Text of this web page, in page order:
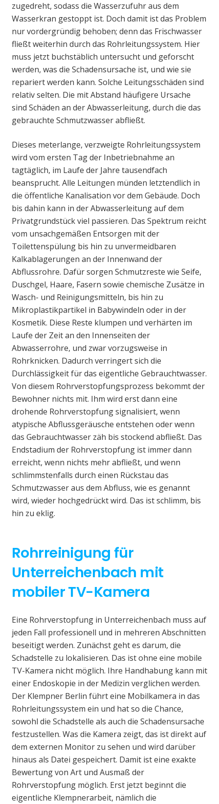
zugedreht, sodass die Wasserzufuhr aus dem
Wasserkran gestoppt ist. Doch damit ist das Problem
nur vordergründig behoben; denn das Frischwasser
fließt weiterhin durch das Rohrleitungssystem. Hier
muss jetzt buchstäblich untersucht und geforscht
werden, was die Schadensursache ist, und wie sie
repariert werden kann. Solche Leitungsschäden sind
relativ selten. Die mit Abstand häufigere Ursache
sind Schäden an der Abwasserleitung, durch die das
gebrauchte Schmutzwasser abfließt.
Dieses meterlange, verzweigte Rohrleitungssystem
wird vom ersten Tag der Inbetriebnahme an
tagtäglich, im Laufe der Jahre tausendfach
beansprucht. Alle Leitungen münden letztendlich in
die öffentliche Kanalisation vor dem Gebäude. Doch
bis dahin kann in der Abwasserleitung auf dem
Privatgrundstück viel passieren. Das Spektrum reicht
vom unsachgemäßen Entsorgen mit der
Toilettenspülung bis hin zu unvermeidbaren
Kalkablagerungen an der Innenwand der
Abflussrohre. Dafür sorgen Schmutzreste wie Seife,
Duschgel, Haare, Fasern sowie chemische Zusätze in
Wasch- und Reinigungsmitteln, bis hin zu
Mikroplastikpartikel in Babywindeln oder in der
Kosmetik. Diese Reste klumpen und verhärten im
Laufe der Zeit an den Innenseiten der
Abwasserrohre, und zwar vorzugsweise in
Rohrknicken. Dadurch verringert sich die
Durchlässigkeit für das eigentliche Gebrauchtwasser.
Von diesem Rohrverstopfungsprozess bekommt der
Bewohner nichts mit. Ihm wird erst dann eine
drohende Rohrverstopfung signalisiert, wenn
atypische Abflussgeräusche entstehen oder wenn
das Gebrauchtwasser zäh bis stockend abfließt. Das
Endstadium der Rohrverstopfung ist immer dann
erreicht, wenn nichts mehr abfließt, und wenn
schlimmstenfalls durch einen Rückstau das
Schmutzwasser aus dem Abfluss, wie es genannt
wird, wieder hochgedrückt wird. Das ist schlimm, bis
hin zu eklig.
Rohrreinigung für
Unterreichenbach mit
mobiler TV-Kamera
Eine Rohrverstopfung in Unterreichenbach muss auf
jeden Fall professionell und in mehreren Abschnitten
beseitigt werden. Zunächst geht es darum, die
Schadstelle zu lokalisieren. Das ist ohne eine mobile
TV-Kamera nicht möglich. Ihre Handhabung kann mit
einer Endoskopie in der Medizin verglichen werden.
Der Klempner Berlin führt eine Mobilkamera in das
Rohrleitungssystem ein und hat so die Chance,
sowohl die Schadstelle als auch die Schadensursache
festzustellen. Was die Kamera zeigt, das ist direkt auf
dem externen Monitor zu sehen und wird darüber
hinaus als Datei gespeichert. Damit ist eine exakte
Bewertung von Art und Ausmaß der
Rohrverstopfung möglich. Erst jetzt beginnt die
eigentliche Klempnerarbeit, nämlich die